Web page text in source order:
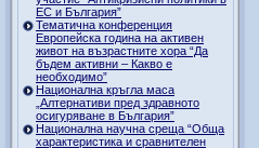
ЕС и България”
Тематична конференция
Европейска година на активен
живот на възрастните хора “Да
бъдем активни – Какво е
необходимо”
Национална кръгла маса
„Алтернативи пред здравното
осигуряване в България”
Национална научна среща “Обща
характеристика и сравнителен